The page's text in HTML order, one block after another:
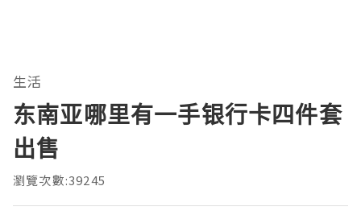
生活
东南亚哪里有一手银行卡四件套
出售
瀏覽次數:39245